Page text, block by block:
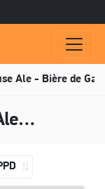
Ale - Bière de